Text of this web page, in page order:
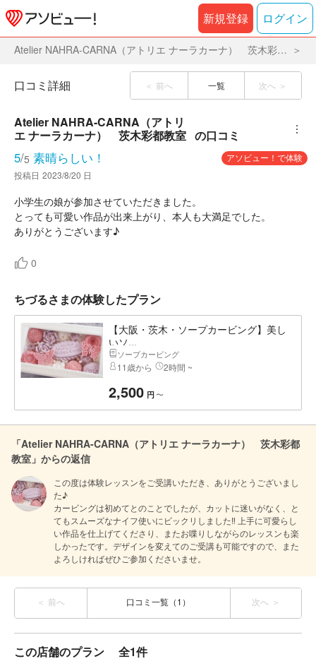
新規登録 ログイン
Atelier NAHRA-CARNA（アトリエ ナーラカーナ） 茨木彩都教室
前へ 一覧 次へ
口コミ詳細
Atelier NAHRA-CARNA（アトリ
エ ナーラカーナ）　茨木彩都教室 の口コミ ︙
5/5 素晴らしい！
アソビュー！で体験
投稿日 2023/8/20 日
小学生の娘が参加させていただきました。
とっても可愛い作品が出来上がり、本人も大満足でした。
ありがとうございます♪
0
ちづるさまの体験したプラン
【大阪・茨木・ソープカービング】美し
いソ...
ソープカービング
11歳から 2時間 ~
2,500 円 〜
「Atelier NAHRA-CARNA（アトリエ ナーラカーナ） 茨木彩都
教室」からの返信
この度は体験レッスンをご受講いただき、ありがとうございまし
た♪
カービングは初めてとのことでしたが、カットに迷いがなく、と
てもスムーズなナイフ使いにビックリしました‼︎ 上手に可愛らし
い作品を仕上げてくださり、またお喋りしながらのレッスンも楽
しかったです。デザインを変えてのご受講も可能ですので、また
よろしければぜひご参加くださいませ。
前へ 口コミ一覧（1） 次へ
この店舗のプラン 全1件